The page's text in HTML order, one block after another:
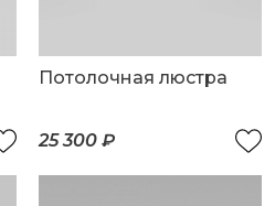
Потолочная люстра
25 300 ₽